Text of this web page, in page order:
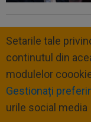
Setarile tale
continutul din
modulelor
Gestionați
urile social media